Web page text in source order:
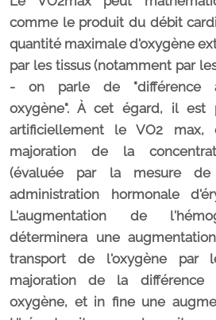
comme le produit du débit
quantité maximale d'oxygène
par les tissus (notamment par
- on parle de "différence
oxygène". À cet égard, il est
artificiellement le VO2 max,
majoration de la
(évaluée par la mesure de
administration hormonale
L'augmentation de
déterminera une
transport de l'oxygène par
majoration de la différence
oxygène, et in fine une